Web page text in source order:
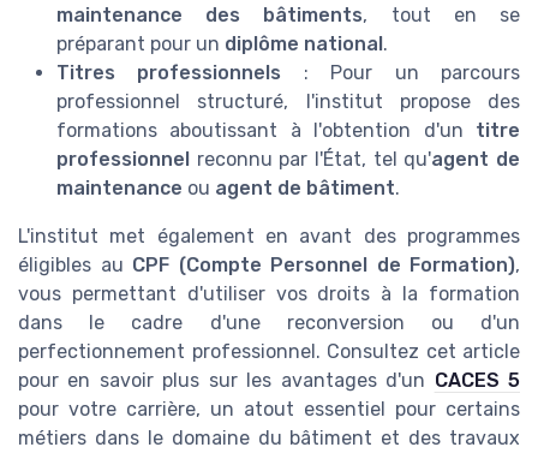
maintenance des bâtiments, tout en se
préparant pour un diplôme national.
Titres professionnels : Pour un parcours
professionnel structuré, l'institut propose des
formations aboutissant à l'obtention d'un titre
professionnel reconnu par l'État, tel qu'agent de
maintenance ou agent de bâtiment.
L'institut met également en avant des programmes
éligibles au CPF (Compte Personnel de Formation),
vous permettant d'utiliser vos droits à la formation
dans le cadre d'une reconversion ou d'un
perfectionnement professionnel. Consultez cet article
pour en savoir plus sur les avantages d'un CACES 5
pour votre carrière, un atout essentiel pour certains
métiers dans le domaine du bâtiment et des travaux